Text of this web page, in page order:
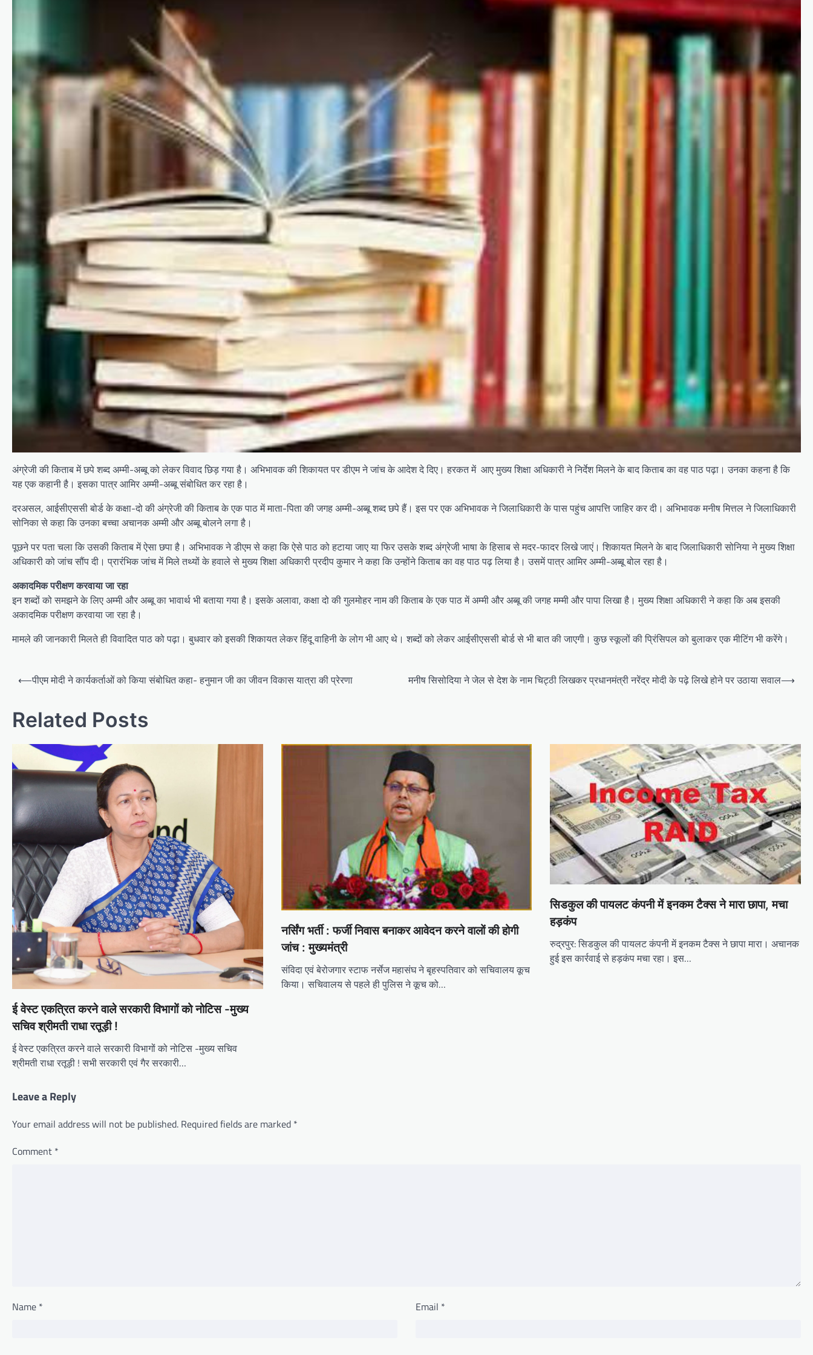
अंग्रेजी की किताब में छपे शब्द अम्मी-अब्बू को लेकर विवाद छिड़ गया है। अभिभावक की शिकायत पर डीएम ने जांच के आदेश दे दिए। हरकत में आए मुख्य शिक्षा अधिकारी ने निर्देश मिलने के बाद किताब का वह पाठ पढ़ा। उनका कहना है कि
यह एक कहानी है। इसका पात्र आमिर अम्मी-अब्बू संबोधित कर रहा है।
दरअसल, आईसीएससी बोर्ड के कक्षा-दो की अंग्रेजी की किताब के एक पाठ में माता-पिता की जगह अम्मी-अब्बू शब्द छपे हैं। इस पर एक अभिभावक ने जिलाधिकारी के पास पहुंच आपत्ति जाहिर कर दी। अभिभावक मनीष मित्तल ने जिलाधिकारी
सोनिका से कहा कि उनका बच्चा अचानक अम्मी और अब्बू बोलने लगा है।
पूछने पर पता चला कि उसकी किताब में ऐसा छपा है। अभिभावक ने डीएम से कहा कि ऐसे पाठ को हटाया जाए या फिर उसके शब्द अंग्रेजी भाषा के हिसाब से मदर-फादर लिखे जाएं। शिकायत मिलने के बाद जिलाधिकारी सोनिया ने मुख्य शिक्षा
अधिकारी को जांच सौंप दी। प्रारंंभिक जांच में मिले तथ्यों के हवाले से मुख्य शिक्षा अधिकारी प्रदीप कुमार ने कहा कि उन्होंने किताब का वह पाठ पढ़ लिया है। उसमें पात्र आमिर अम्मी-अब्बू बोल रहा है।
अकादमिक परीक्षण करवाया जा रहा
इन शब्दों को समझने के लिए अम्मी और अब्बू का भावार्थ भी बताया गया है। इसके अलावा, कक्षा दो की गुलमोहर नाम की किताब के एक पाठ में अम्मी और अब्बू की जगह मम्मी और पापा लिखा है। मुख्य शिक्षा अधिकारी ने कहा कि अब इसकी
अकादमिक परीक्षण करवाया जा रहा है।
मामले की जानकारी मिलते ही विवादित पाठ को पढ़ा। बुधवार को इसकी शिकायत लेकर हिंदू वाहिनी के लोग भी आए थे। शब्दों को लेकर आईसीएससी बोर्ड से भी बात की जाएगी। कुछ स्कूलों की प्रिंसिपल को बुलाकर एक मीटिंग भी करेंगे।
s
t
n
a
v
g
a
t
i
o
n
⟵पीएम मोदी ने कार्यकर्ताओं को किया संबोधित कहा- हनुमान जी का जीवन विकास यात्रा की प्रेरणा मनीष सिसोदिया ने जेल से देश के नाम चिट्ठी लिखकर प्रधानमंत्री नरेंद्र मोदी के पढ़े लिखे होने पर उठाया सवाल⟶
Related Posts
ई वेस्ट एकत्रित करने वाले सरकारी विभागों को नोटिस -मुख्य
सचिव श्रीमती राधा रतूड़ी !
ई वेस्ट एकत्रित करने वाले सरकारी विभागों को नोटिस -मुख्य सचिव
श्रीमती राधा रतूड़ी ! सभी सरकारी एवं गैर सरकारी…
नर्सिंग भर्ती : फर्जी निवास बनाकर आवेदन करने वालों की होगी
जांच : मुख्यमंत्री
संविदा एवं बेरोजगार स्टाफ नर्सेज महासंघ ने बृहस्पतिवार को सचिवालय कूच
किया। सचिवालय से पहले ही पुलिस ने कूच को…
सिडकुल की पायलट कंपनी में इनकम टैक्स ने मारा छापा, मचा
हड़कंप
रुद्रपुर: सिडकुल की पायलट कंपनी में इनकम टैक्स ने छापा मारा। अचानक
हुई इस कार्रवाई से हड़कंप मचा रहा। इस…
Leave a Reply
Your email address will not be published. Required fields are marked *
Comment *
Name * Email *